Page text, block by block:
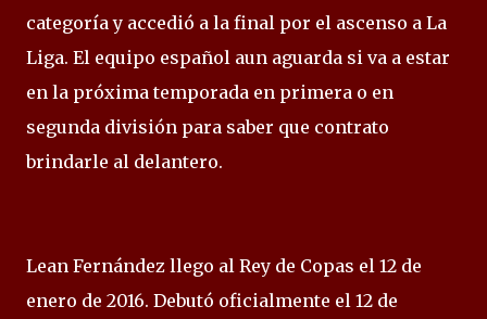
categoría y accedió a la final por el ascenso a La
Liga. El equipo español aun aguarda si va a estar
en la próxima temporada en primera o en
segunda división para saber que contrato
brindarle al delantero.
Lean Fernández llego al Rey de Copas el 12 de
enero de 2016. Debutó oficialmente el 12 de